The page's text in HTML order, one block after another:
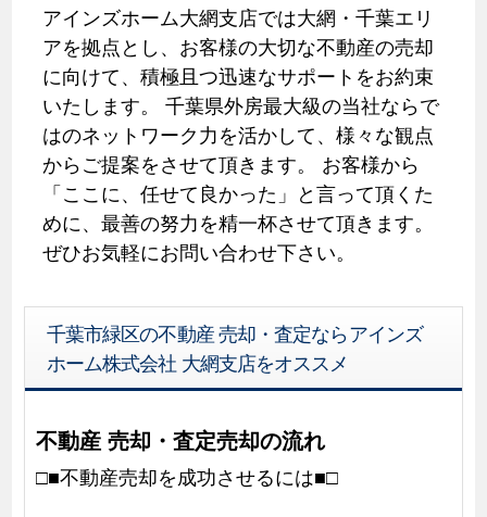
アインズホーム大網支店では大網・千葉エリ
アを拠点とし、お客様の大切な不動産の売却
に向けて、積極且つ迅速なサポートをお約束
いたします。 千葉県外房最大級の当社ならで
はのネットワーク力を活かして、様々な観点
からご提案をさせて頂きます。 お客様から
「ここに、任せて良かった」と言って頂くた
めに、最善の努力を精一杯させて頂きます。
ぜひお気軽にお問い合わせ下さい。
千葉市緑区の不動産 売却・査定ならアインズ
ホーム株式会社 大網支店をオススメ
不動産 売却・査定売却の流れ
□■不動産売却を成功させるには■□